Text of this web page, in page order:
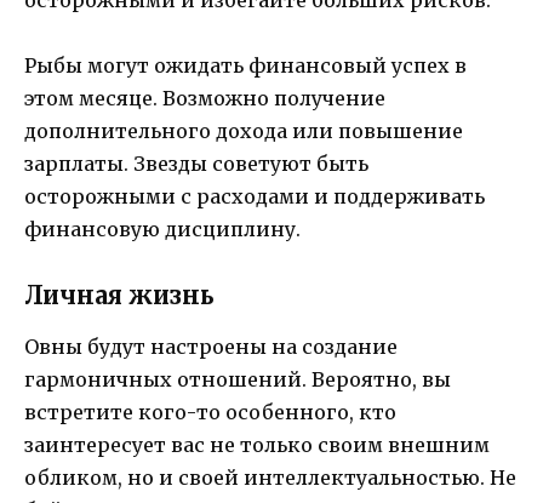
Рыбы могут ожидать финансовый успех в
этом месяце. Возможно получение
дополнительного дохода или повышение
зарплаты. Звезды советуют быть
осторожными с расходами и поддерживать
финансовую дисциплину.
Личная жизнь
Овны будут настроены на создание
гармоничных отношений. Вероятно, вы
встретите кого-то особенного, кто
заинтересует вас не только своим внешним
обликом, но и своей интеллектуальностью. Не